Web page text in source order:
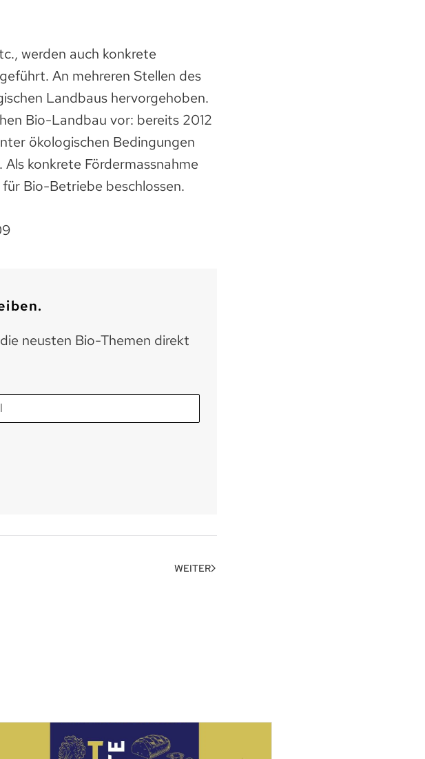
werden auch konkrete
An mehreren Stellen des
Landbaus hervorgehoben.
Bio-Landbau vor: bereits 2012
ökologischen Bedingungen
konkrete Fördermassnahme
Bio-Betriebe beschlossen.
neusten Bio-Themen direkt
WEITER